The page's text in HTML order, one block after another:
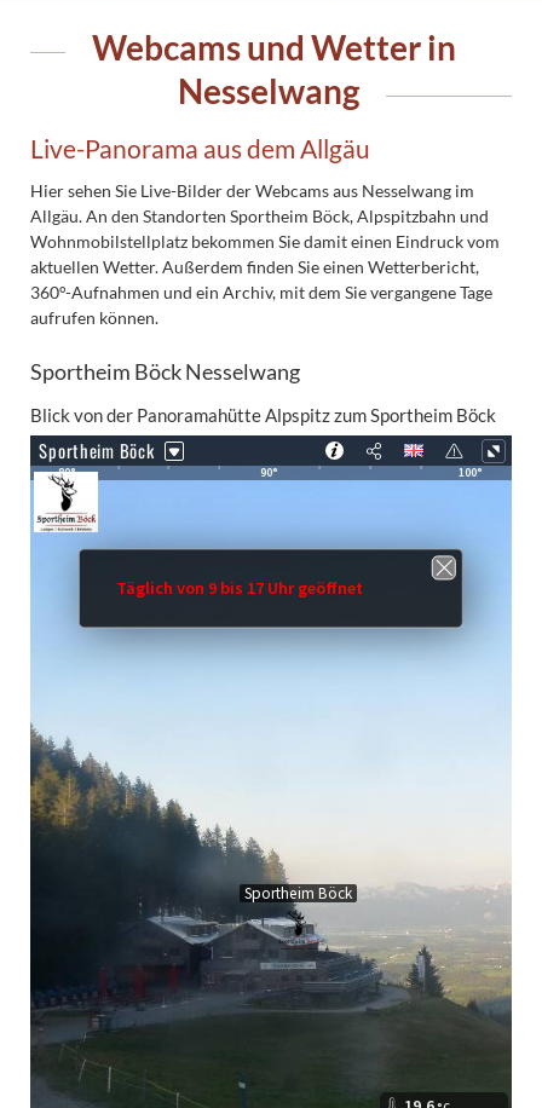
Webcams und Wetter in
Nesselwang
Live-Panorama aus dem Allgäu
Hier sehen Sie Live-Bilder der Webcams aus Nesselwang im
Allgäu. An den Standorten Sportheim Böck, Alpspitzbahn und
Wohnmobilstellplatz bekommen Sie damit einen Eindruck vom
aktuellen Wetter. Außerdem finden Sie einen Wetterbericht,
360°-Aufnahmen und ein Archiv, mit dem Sie vergangene Tage
aufrufen können.
Sportheim Böck Nesselwang
Blick von der Panoramahütte Alpspitz zum Sportheim Böck